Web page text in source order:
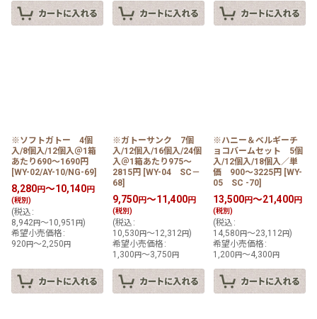
※ソフトガトー 4個
入/8個入/12個入＠1箱
あたり690〜1690円
[WY-02/AY-10/NG-69]
8,280円～10,140円
(税別)
(税込 :
8,942 円～10,951 円)
希望小売価格 :
920 円～2,250 円
※ガトーサンク 7個
入/12個入/16個入/24個
入＠1箱あたり975〜
2815円 [WY-04 SC－
68]
9,750円～11,400円
(税別)
(税込 :
10,530 円～12,312 円)
希望小売価格 :
1,300 円～3,750 円
※ハニー＆ベルギーチ
ョコバームセット 5個
入/12個入/18個入／単
価 900〜3225円 [WY-
05 SC -70]
13,500円～21,400円
(税別)
(税込 :
14,580円～23,112円)
希望小売価格 :
1,200円～4,300円